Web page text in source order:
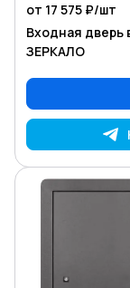
от 17 575 ₽/шт
Входная дверь
ЗЕРКАЛО